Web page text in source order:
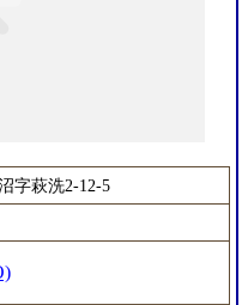
字萩洗2-12-5